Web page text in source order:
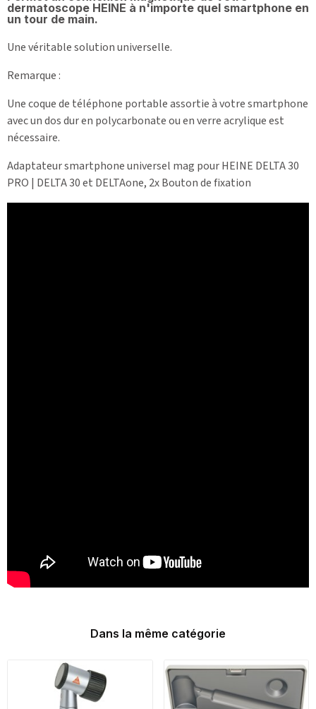
dermatoscope HEINE à n'importe quel smartphone en
un tour de main.
Une véritable solution universelle.
Remarque :
Une coque de téléphone portable assortie à votre smartphone
avec un dos dur en polycarbonate ou en verre acrylique est
nécessaire.
Adaptateur smartphone universel mag pour HEINE DELTA 30
PRO | DELTA 30 et DELTAone, 2x Bouton de fixation
Dans la même catégorie